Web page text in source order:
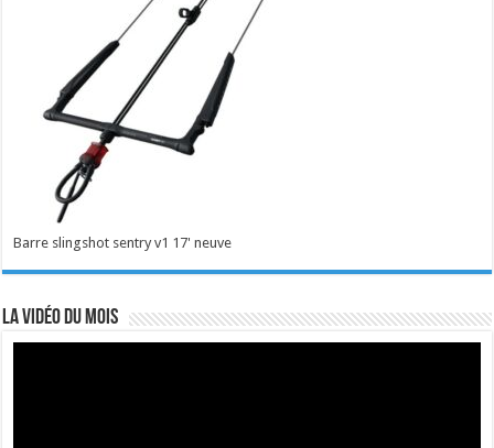
Barre slingshot sentry v1 17' neuve
La vidéo du mois